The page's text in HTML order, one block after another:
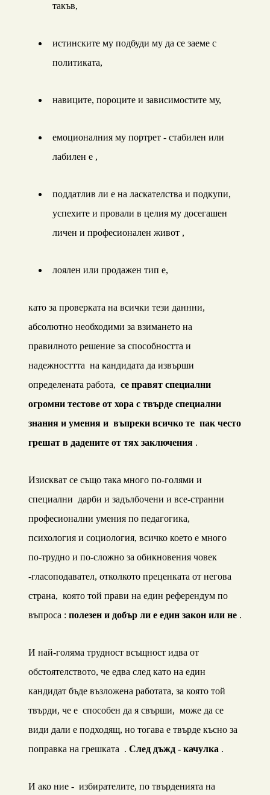
такъв,
истинските му подбуди му да се заеме с
политиката,
навиците, пороците и зависимостите му,
емоционалния му портрет - стабилен или
лабилен е ,
поддатлив ли е на ласкателства и подкупи,
успехите и провали в целия му досегашен
личен и професионален живот ,
лоялен или продажен тип е,
като за проверката на всички тези даннни,
абсолютно необходими за взимането на
правилното решение за способността и
надежносттта на кандидата да извърши
определената работа, се правят специални
огромни тестове от хора с твърде специални
знания и умения и въпреки всичко те пак често
грешат в дадените от тях заключения .
Изискват се също така много по-голями и
специални дарби и задълбочени и все-странни
професионални умения по педагогика,
психология и социология, всичко което е много
по-трудно и по-сложно за обикновения човек
-гласоподавател, отколкото преценката от негова
страна, която той прави на един референдум по
въпроса : полезен и добър ли е един закон или не .
И най-голяма трудност всъщност идва от
обстоятелството, че едва след като на един
кандидат бъде възложена работата, за която той
твърди, че е способен да я свърши, може да се
види дали е подходящ, но тогава е твърде късно за
поправка на грешката . След дъжд - качулка .
И ако ние - избирателите, по твърденията на